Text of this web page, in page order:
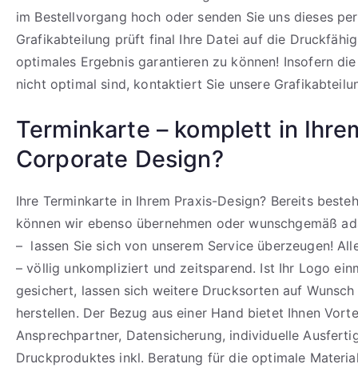
im Bestellvorgang hoch oder senden Sie uns dieses
Grafikabteilung prüft final Ihre Datei auf die
optimales Ergebnis garantieren zu können! Insofern
nicht optimal sind, kontaktiert Sie unsere
Terminkarte – komplett in
Corporate Design?
Ihre Terminkarte in Ihrem Praxis-Design? Bereits
können wir ebenso übernehmen oder wunschgemäß
– lassen Sie sich von unserem Service überzeugen!
– völlig unkompliziert und zeitsparend. Ist Ihr Logo
gesichert, lassen sich weitere Drucksorten auf
herstellen. Der Bezug aus einer Hand bietet Ihnen
Ansprechpartner, Datensicherung, individuelle
Druckproduktes inkl. Beratung für die optimale